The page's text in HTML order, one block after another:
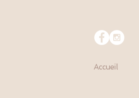
Accueil